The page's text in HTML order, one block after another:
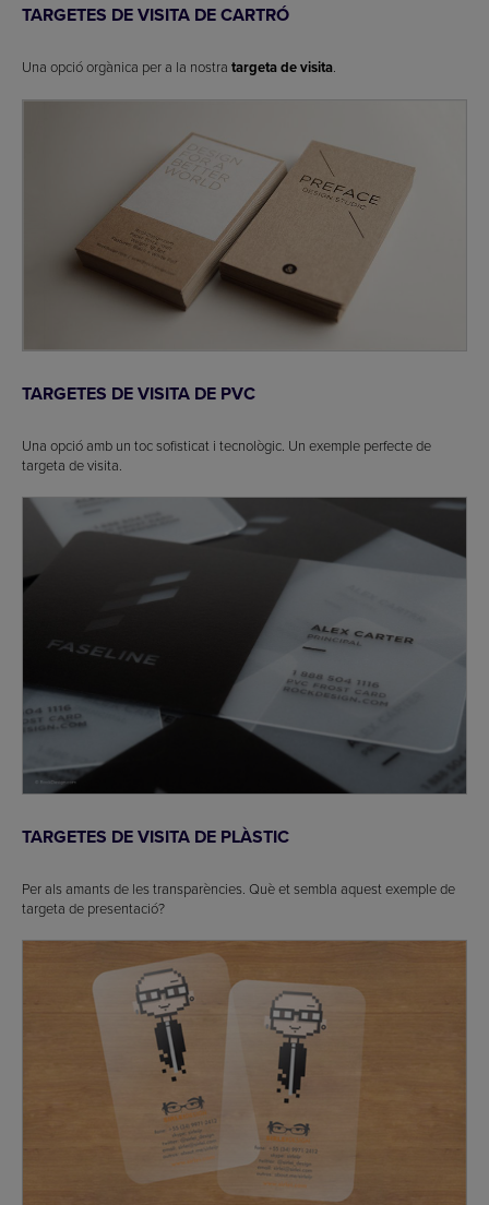
TARGETES DE VISITA DE CARTRÓ
Una opció orgànica per a la nostra targeta de visita.
TARGETES DE VISITA DE PVC
Una opció amb un toc sofisticat i tecnològic. Un exemple perfecte de
targeta de visita.
TARGETES DE VISITA DE PLÀSTIC
Per als amants de les transparències. Què et sembla aquest exemple de
targeta de presentació?